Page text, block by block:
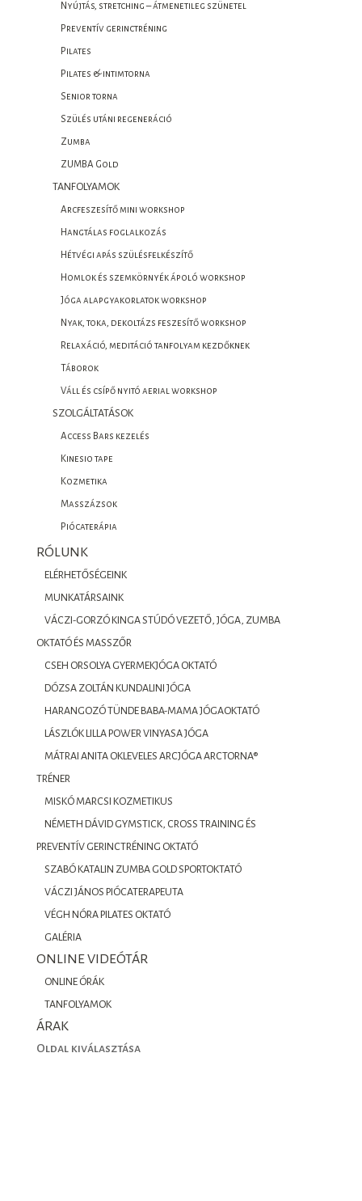
Nyújtás, stretching – átmenetileg szünetel
Preventív gerinctréning
Pilates
Pilates & intimtorna
Senior torna
Szülés utáni regeneráció
Zumba
ZUMBA Gold
TANFOLYAMOK
Arcfeszesítő mini workshop
Hangtálas foglalkozás
Hétvégi apás szülésfelkészítő
Homlok és szemkörnyék ápoló workshop
Jóga alapgyakorlatok workshop
Nyak, toka, dekoltázs feszesítő workshop
Relaxáció, meditáció tanfolyam kezdőknek
Táborok
Váll és csípő nyitó aerial workshop
SZOLGÁLTATÁSOK
Access Bars kezelés
Kinesio tape
Kozmetika
Masszázsok
Piócaterápia
RÓLUNK
ELÉRHETŐSÉGEINK
MUNKATÁRSAINK
VÁCZI-GORZÓ KINGA STÚDÓ VEZETŐ, JÓGA, ZUMBA
OKTATÓ ÉS MASSZŐR
CSEH ORSOLYA GYERMEKJÓGA OKTATÓ
DÓZSA ZOLTÁN KUNDALINI JÓGA
HARANGOZÓ TÜNDE BABA-MAMA JÓGAOKTATÓ
LÁSZLÓK LILLA POWER VINYASA JÓGA
MÁTRAI ANITA OKLEVELES ARCJÓGA ARCTORNA®
TRÉNER
MISKÓ MARCSI KOZMETIKUS
NÉMETH DÁVID GYMSTICK, CROSS TRAINING ÉS
PREVENTÍV GERINCTRÉNING OKTATÓ
SZABÓ KATALIN ZUMBA GOLD SPORTOKTATÓ
VÁCZI JÁNOS PIÓCATERAPEUTA
VÉGH NÓRA PILATES OKTATÓ
GALÉRIA
ONLINE VIDEÓTÁR
ONLINE ÓRÁK
TANFOLYAMOK
ÁRAK
Oldal kiválasztása